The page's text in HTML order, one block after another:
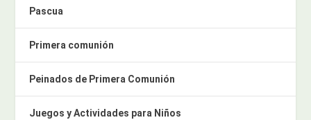
Pascua
Primera comunión
Peinados de Primera Comunión
Juegos y Actividades para Niños